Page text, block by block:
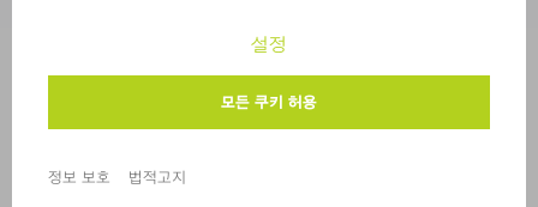
간행정보 정보 보호
COPYRIGHT 및 상표
한국트럼프 판매 표준 이용 약관